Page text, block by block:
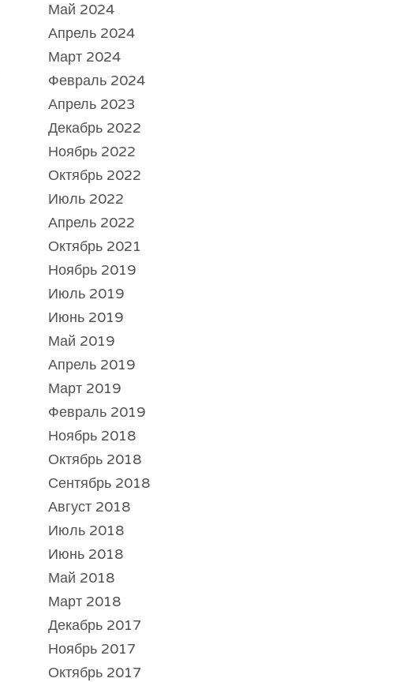
Май 2024
Апрель 2024
Март 2024
Февраль 2024
Апрель 2023
Декабрь 2022
Ноябрь 2022
Октябрь 2022
Июль 2022
Апрель 2022
Октябрь 2021
Ноябрь 2019
Июль 2019
Июнь 2019
Май 2019
Апрель 2019
Март 2019
Февраль 2019
Ноябрь 2018
Октябрь 2018
Сентябрь 2018
Август 2018
Июль 2018
Июнь 2018
Май 2018
Март 2018
Декабрь 2017
Ноябрь 2017
Октябрь 2017